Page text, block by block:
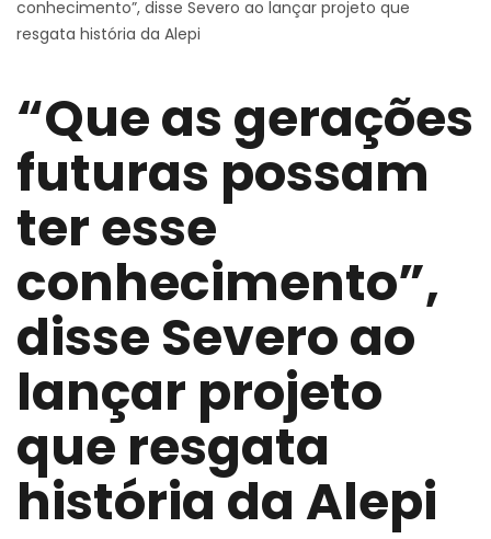
conhecimento”, disse Severo ao lançar projeto que
resgata história da Alepi
“Que as gerações
futuras possam
ter esse
conhecimento”,
disse Severo ao
lançar projeto
que resgata
história da Alepi